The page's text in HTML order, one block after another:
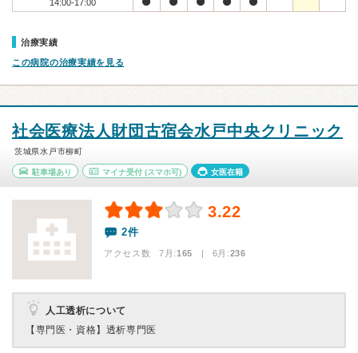
14:00-17:00
治療実績
この病院の治療実績を見る
社会医療法人財団古宿会水戸中央クリニック
茨城県水戸市柳町
駐車場あり マイナ受付(スマホ可) 女医在籍
3.22
2件
アクセス数 7月:165 | 6月:236
人工透析について
【専門医・資格】 透析専門医